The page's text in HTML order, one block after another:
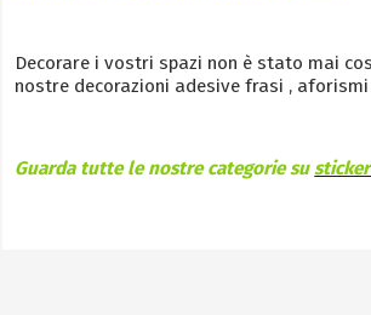
Decorare i vostri spazi non è stato mai
nostre decorazioni adesive frasi ,
Guarda tutte le nostre categorie su